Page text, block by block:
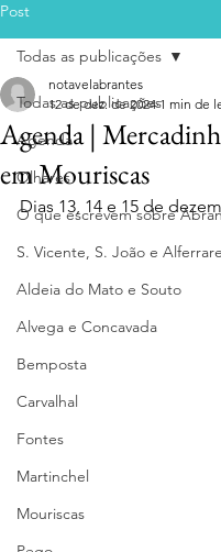
Post
Todas as publicações
Agenda
Olhares
O que escrevem sobre
S. Vicente, S. João e
Aldeia do Mato e Souto
Alvega e Concavada
Bemposta
Carvalhal
Fontes
Martinchel
Mouriscas
Todas as publicações
Agenda |
em Mouriscas
notavelabrantes
12 de dez. de 2024 1 min de
Dias 13, 14 e 15 de